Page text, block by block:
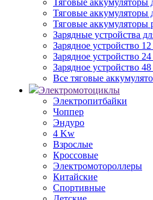
Тяговые аккумуляторы
Тяговые аккумуляторы
Тяговые аккумуляторы
Зарядные устройства
Зарядное устройство 12
Зарядное устройство 24
Зарядное устройство 48
Все тяговые
Электромотоциклы
Электропитбайки
Чоппер
Эндуро
4 Kw
Взрослые
Кроссовые
Электромотороллеры
Китайские
Спортивные